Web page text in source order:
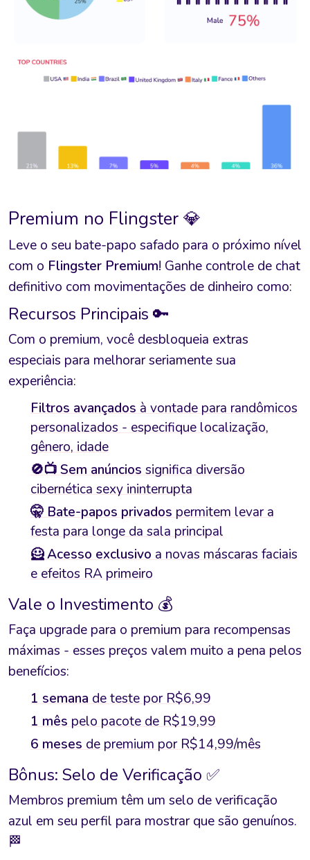
Premium no Flingster 💎
Leve o seu bate-papo safado para o próximo nível
com o Flingster Premium! Ganhe controle de chat
definitivo com movimentações de dinheiro como:
Recursos Principais 🔑
Com o premium, você desbloqueia extras
especiais para melhorar seriamente sua
experiência:
Filtros avançados à vontade para randômicos
personalizados - especifique localização,
gênero, idade
🚫📺 Sem anúncios significa diversão
cibernética sexy ininterrupta
🤫 Bate-papos privados permitem levar a
festa para longe da sala principal
🦸 Acesso exclusivo a novas máscaras faciais
e efeitos RA primeiro
Vale o Investimento 💰
Faça upgrade para o premium para recompensas
máximas - esses preços valem muito a pena pelos
benefícios:
1 semana de teste por R$6,99
1 mês pelo pacote de R$19,99
6 meses de premium por R$14,99/mês
Bônus: Selo de Verificação ✅
Membros premium têm um selo de verificação
azul em seu perfil para mostrar que são genuínos.
🏁